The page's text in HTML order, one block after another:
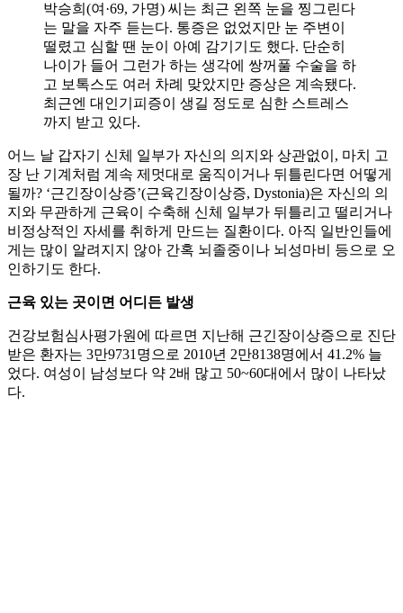
박승희(여·69, 가명) 씨는 최근 왼쪽 눈을 찡그린다
는 말을 자주 듣는다. 통증은 없었지만 눈 주변이
떨렸고 심할 땐 눈이 아예 감기기도 했다. 단순히
나이가 들어 그런가 하는 생각에 쌍꺼풀 수술을 하
고 보톡스도 여러 차례 맞았지만 증상은 계속됐다.
최근엔 대인기피증이 생길 정도로 심한 스트레스
까지 받고 있다.
어느 날 갑자기 신체 일부가 자신의 의지와 상관없이, 마치 고
장 난 기계처럼 계속 제멋대로 움직이거나 뒤틀린다면 어떻게
될까? ‘근긴장이상증’(근육긴장이상증, Dystonia)은 자신의 의
지와 무관하게 근육이 수축해 신체 일부가 뒤틀리고 떨리거나
비정상적인 자세를 취하게 만드는 질환이다. 아직 일반인들에
게는 많이 알려지지 않아 간혹 뇌졸중이나 뇌성마비 등으로 오
인하기도 한다.
근육 있는 곳이면 어디든 발생
건강보험심사평가원에 따르면 지난해 근긴장이상증으로 진단
받은 환자는 3만9731명으로 2010년 2만8138명에서 41.2% 늘
었다. 여성이 남성보다 약 2배 많고 50~60대에서 많이 나타났
다.